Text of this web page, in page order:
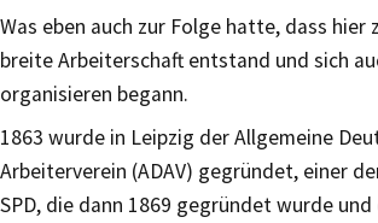
Was eben auch zur Folge hatte, dass hier
breite Arbeiterschaft entstand und sich
organisieren begann.
1863 wurde in Leipzig der Allgemeine
Arbeiterverein (ADAV) gegründet, einer
SPD, die dann 1869 gegründet wurde